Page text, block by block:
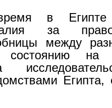
в Египте
за
между
состоянию на